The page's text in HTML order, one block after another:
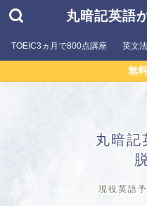
丸暗記英語
TOEIC3ヵ月で800点講座 英文
無
丸暗記
現役英語